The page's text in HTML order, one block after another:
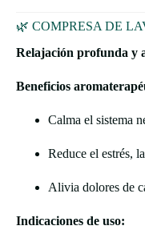
🌿 COMPRESA DE
Relajación profunda y
Beneficios
Calma el sistema
Reduce el estrés,
Alivia dolores de
Indicaciones de uso: